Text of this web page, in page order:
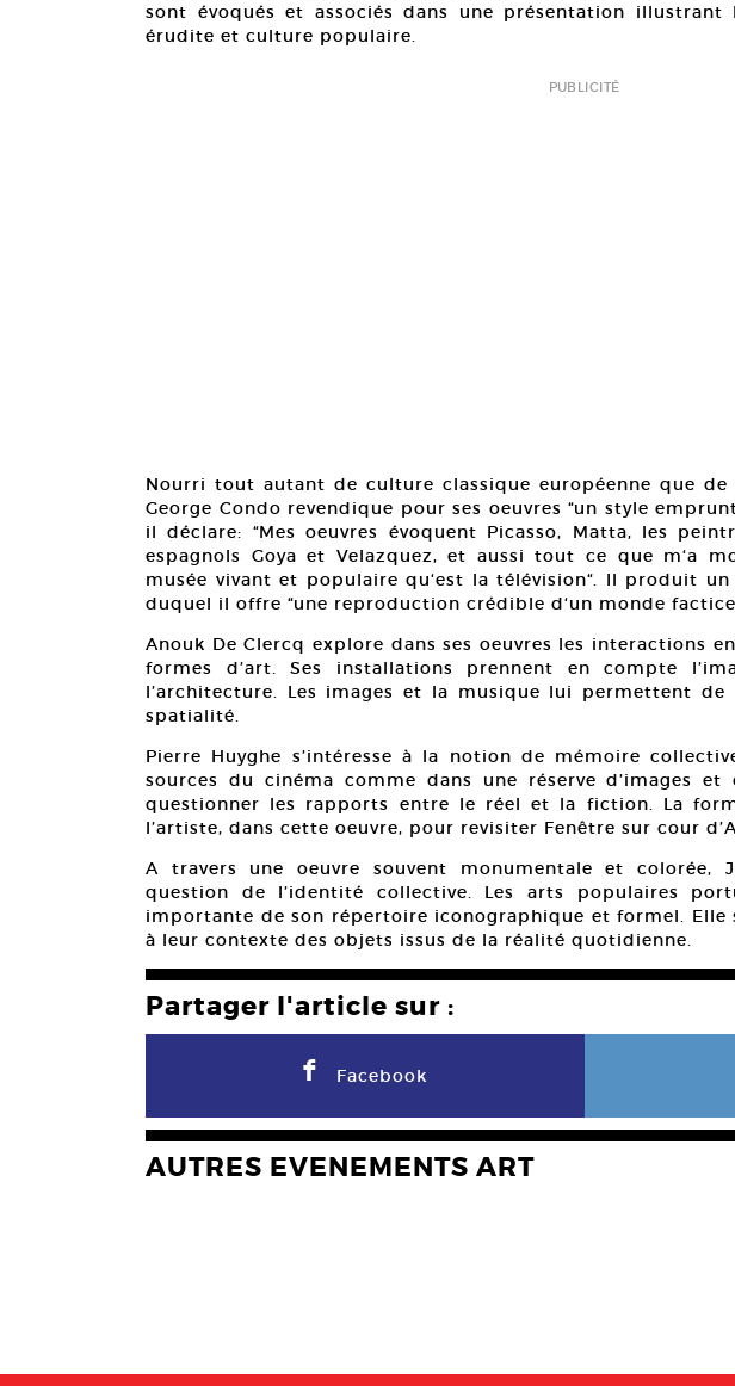
sont évoqués et associés dans une présentation
érudite et culture populaire.
PUBLICITÉ
Nourri tout autant de culture classique européenne que
George Condo revendique pour ses oeuvres “un style
il déclare: “Mes oeuvres évoquent Picasso, Matta, les
espagnols Goya et Velazquez, et aussi tout ce que m‘a
musée vivant et populaire qu‘est la télévision“. Il produit
duquel il offre “une reproduction crédible d‘un monde
Anouk De Clercq explore dans ses oeuvres les interactions
formes d’art. Ses installations prennent en compte
l’architecture. Les images et la musique lui permettent
spatialité.
Pierre Huyghe s’intéresse à la notion de mémoire
sources du cinéma comme dans une réserve d’images
questionner les rapports entre le réel et la fiction. La
l’artiste, dans cette oeuvre, pour revisiter Fenêtre sur cour
A travers une oeuvre souvent monumentale et colorée,
question de l’identité collective. Les arts populaires
importante de son répertoire iconographique et formel. Elle
à leur contexte des objets issus de la réalité quotidienne.
Partager l'article sur :
F Facebook
AUTRES EVENEMENTS ART